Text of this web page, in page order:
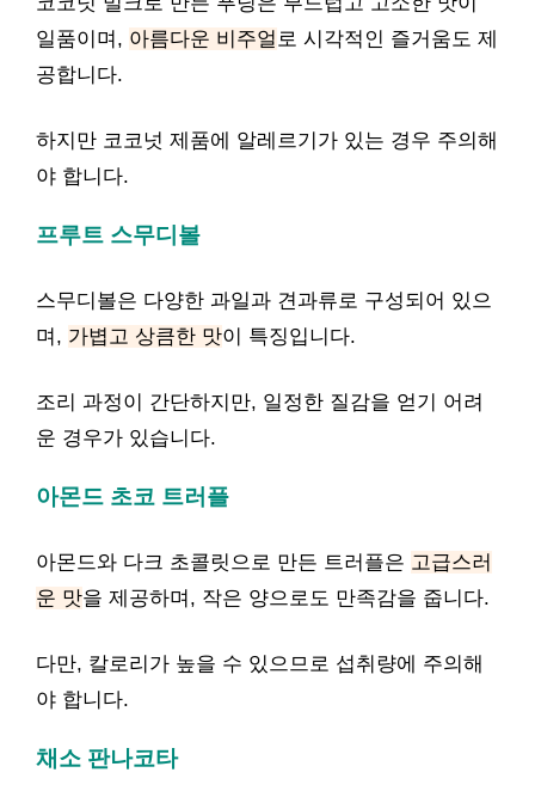
일품이며, 아름다운 비주얼 로 시각적인 즐거움도 제
공합니다.
하지만 코코넛 제품에 알레르기가 있는 경우 주의해
야 합니다.
프루트 스무디볼
스무디볼은 다양한 과일과 견과류로 구성되어 있으
며, 가볍고 상큼한 맛이 특징입니다.
조리 과정이 간단하지만, 일정한 질감을 얻기 어려
운 경우가 있습니다.
아몬드 초코 트러플
아몬드와 다크 초콜릿으로 만든 트러플은 고급스러
운 맛을 제공하며, 작은 양으로도 만족감을 줍니다.
다만, 칼로리가 높을 수 있으므로 섭취량에 주의해
야 합니다.
채소 판나코타